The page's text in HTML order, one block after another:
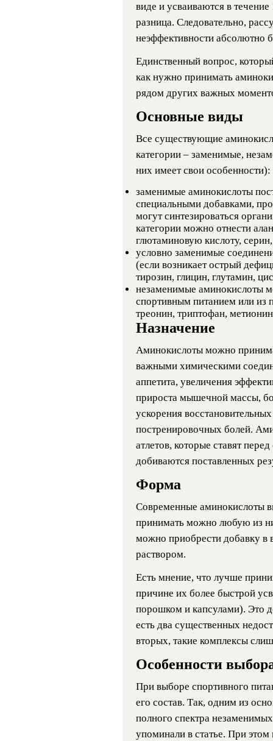
виде и усваиваются в
разница. Следовательно,
неэффективности абсолютно
Единственный вопрос,
как нужно принимать
рядом других важных
Основные виды
Все существующие
категории – заменимые,
них имеет свои особенности):
заменимые аминокислоты
специальными добавками,
могут синтезироваться
категории можно отнести
глютаминовую кислоту,
условно заменимые
(если возникает острый
тирозин, глицин, глутамин,
незаменимые аминокислоты
спортивным питанием или из
треонин, триптофан,
Назначение
Аминокислоты можно
важными химическими
аппетита, увеличения
прироста мышечной массы,
ускорения
постренировочных болей.
атлетов, которые ставят
добиваются поставленных
Форма
Современные аминокислоты
принимать можно любую из
можно приобрести добавку в
раствором.
Есть мнение, что лучше
причине их более быстрой
порошком и капсулами). Это
есть два существенных
вторых, такие комплексы
Особенности
При выборе спортивного
его состав. Так, одним из
полного спектра
упоминали в статье. При